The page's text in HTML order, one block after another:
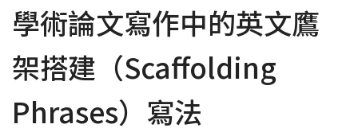
學術論文寫作中的英文鷹
架搭建（Scaffolding
Phrases）寫法